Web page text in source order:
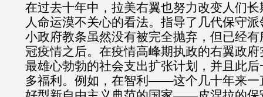
在过去十年中，拉美右翼也努力改变人们
人命运漠不关心的看法。指导了几代保守
小政府教条虽然没有被完全抛弃，但已经
冠疫情之后。在疫情高峰期执政的右翼政
最雄心勃勃的社会支出扩张计划，并且此
多福利。例如，在智利——这个几十年来一